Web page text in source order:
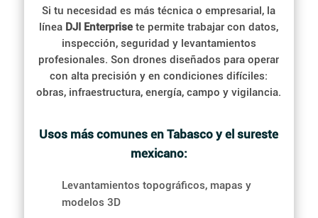
Si tu necesidad es más técnica o empresarial, la
línea DJI Enterprise te permite trabajar con datos,
inspección, seguridad y levantamientos
profesionales. Son drones diseñados para operar
con alta precisión y en condiciones difíciles:
obras, infraestructura, energía, campo y vigilancia.
Usos más comunes en Tabasco y el sureste
mexicano:
Levantamientos topográficos, mapas y
modelos 3D